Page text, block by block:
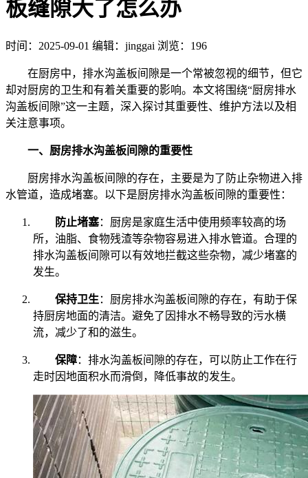
板缝隙大了怎么办
时间： 2025-09-01 编辑：jinggai 浏览：196
在厨房中，排水沟盖板间隙是一个常被忽视的细节，但它
却对厨房的卫生和有着关重要的影响。本文将围绕“厨房排水
沟盖板间隙”这一主题，深入探讨其重要性、维护方法以及相
关注意事项。
一、厨房排水沟盖板间隙的重要性
厨房排水沟盖板间隙的存在，主要是为了防止杂物进入排
水管道，造成堵塞。以下是厨房排水沟盖板间隙的重要性：
防止堵塞：厨房是家庭生活中使用频率较高的场
所，油脂、食物残渣等杂物容易进入排水管道。合理的
排水沟盖板间隙可以有效地拦截这些杂物，减少堵塞的
发生。
保持卫生：厨房排水沟盖板间隙的存在，有助于保
持厨房地面的清洁。避免了因排水不畅导致的污水横
流，减少了和的滋生。
保障：排水沟盖板间隙的存在，可以防止工作在行
走时因地面积水而滑倒，降低事故的发生。